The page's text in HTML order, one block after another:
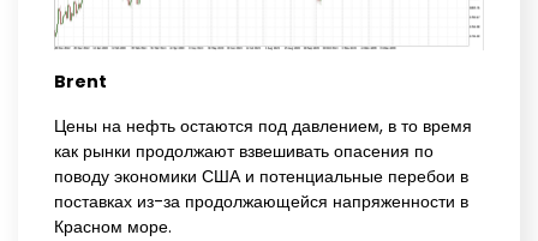
Brent
Цены на нефть остаются под давлением, в то время
как рынки продолжают взвешивать опасения по
поводу экономики США и потенциальные перебои в
поставках из-за продолжающейся напряженности в
Красном море.